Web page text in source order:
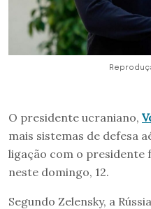
O presidente ucraniano,
mais sistemas de defesa
ligação com o presidente
neste domingo, 12.
Segundo Zelensky, a